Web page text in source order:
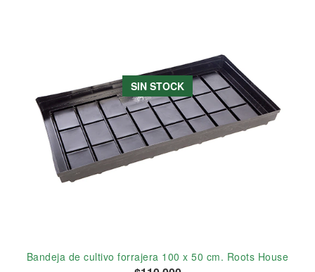
SIN STOCK
Bandeja de cultivo forrajera 100 x 50 cm. Roots House